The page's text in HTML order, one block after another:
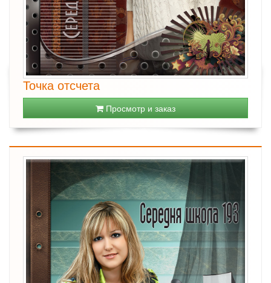
Точка отсчета
Просмотр и заказ